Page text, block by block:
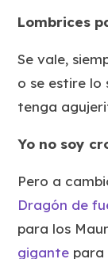
Lombrices
Se vale,
o se estire lo
tenga
Yo no soy
Pero a
Dragón de
para los
gigante para